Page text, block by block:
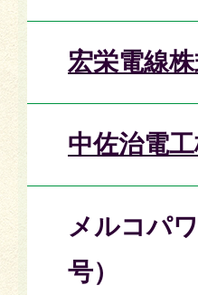
宏栄電線
中佐治電
メルコパ
号）